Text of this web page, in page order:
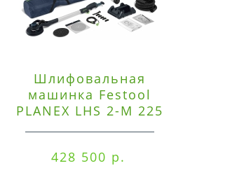
Шлифовальная
машинка Festool
PLANEX LHS 2-M 225
428 500 р.